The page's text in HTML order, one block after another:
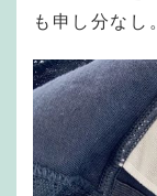
も申し分なし